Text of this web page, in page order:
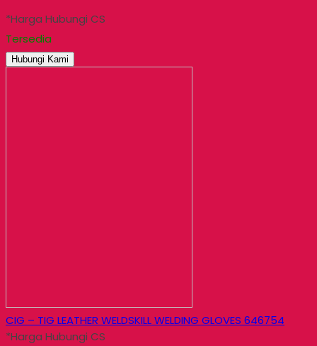
*Harga Hubungi CS
Tersedia
Hubungi Kami
CIG – TIG LEATHER WELDSKILL WELDING GLOVES 646754
*Harga Hubungi CS